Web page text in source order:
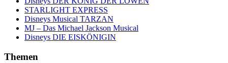
STARLIGHT EXPRESS
Disneys Musical TARZAN
MJ – Das Michael Jackson Musical
Disneys DIE EISKÖNIGIN
Themen